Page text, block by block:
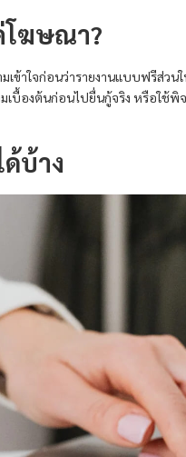
โฆษณา?
ข้าใจก่อนว่ารายงานแบบฟรีส่ว
บื้องต้นก่อนไปยื่นกู้จริง หรือใช้พิ
บ้าง